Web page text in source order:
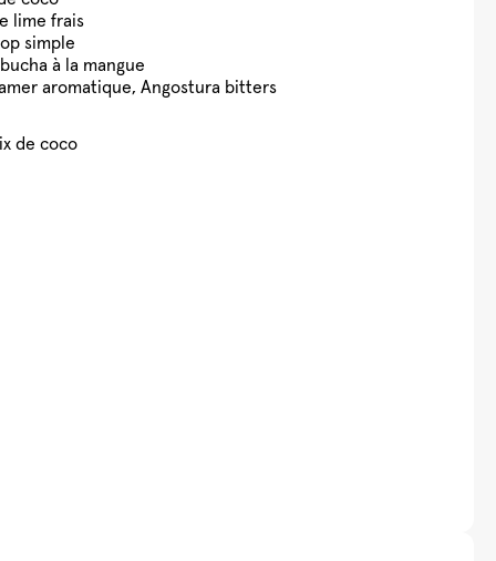
lime frais
simple
à la mangue
aromatique, Angostura bitters
de coco